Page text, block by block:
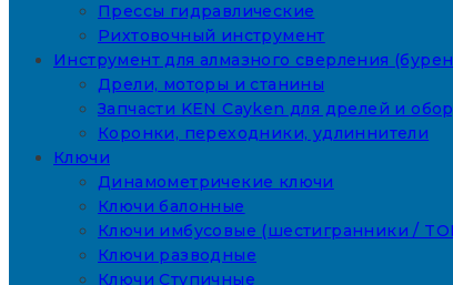
Прессы гидравлические
Рихтовочный инструмент
Инструмент для алмазного сверления
Дрели, моторы и станины
Запчасти KEN Cayken для дрелей и
Коронки, переходники, удлиннители
Ключи
Динамометричекие ключи
Ключи балонные
Ключи имбусовые (шестигранники /
Ключи разводные
Ключи Ступичные